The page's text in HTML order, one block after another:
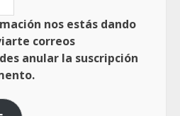
nos estás dando
correos
anular la suscripción